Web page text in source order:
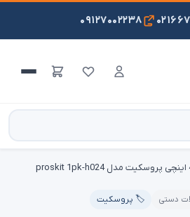
۰۹۱۲۷۰۰۲۲۳۸
دستی 🏷️ پروسکیت